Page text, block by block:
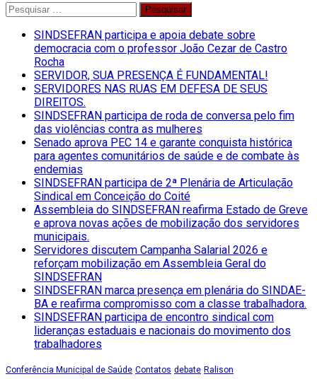
Pesquisar
por:
SINDSEFRAN participa e apoia debate sobre
democracia com o professor João Cezar de Castro
Rocha
SERVIDOR, SUA PRESENÇA É FUNDAMENTAL!
SERVIDORES NAS RUAS EM DEFESA DE SEUS
DIREITOS.
SINDSEFRAN participa de roda de conversa pelo fim
das violências contra as mulheres
Senado aprova PEC 14 e garante conquista histórica
para agentes comunitários de saúde e de combate às
endemias
SINDSEFRAN participa de 2ª Plenária de Articulação
Sindical em Conceição do Coité
Assembleia do SINDSEFRAN reafirma Estado de Greve
e aprova novas ações de mobilização dos servidores
municipais.
Servidores discutem Campanha Salarial 2026 e
reforçam mobilização em Assembleia Geral do
SINDSEFRAN
SINDSEFRAN marca presença em plenária do SINDAE-
BA e reafirma compromisso com a classe trabalhadora.
SINDSEFRAN participa de encontro sindical com
lideranças estaduais e nacionais do movimento dos
trabalhadores
Conferência Municipal de Saúde Contatos debate Ralison